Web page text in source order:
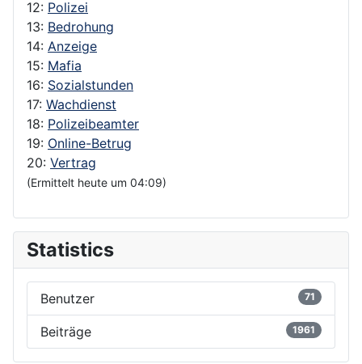
12: Polizei
13: Bedrohung
14: Anzeige
15: Mafia
16: Sozialstunden
17: Wachdienst
18: Polizeibeamter
19: Online-Betrug
20: Vertrag
(Ermittelt heute um 04:09)
Statistics
Benutzer 71
Beiträge 1961